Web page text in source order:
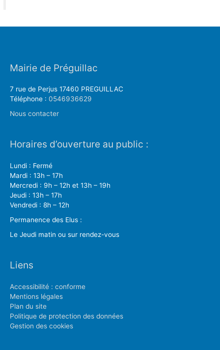
Mairie de Préguillac
7 rue de Perjus 17460 PREGUILLAC
Téléphone : 0546936629
Nous contacter
Horaires d’ouverture au public :
Lundi : Fermé
Mardi : 13h – 17h
Mercredi : 9h – 12h et 13h – 19h
Jeudi : 13h – 17h
Vendredi : 8h – 12h
Permanence des Elus :
Le Jeudi matin ou sur rendez-vous
Liens
Accessibilité : conforme
Mentions légales
Plan du site
Politique de protection des données
Gestion des cookies